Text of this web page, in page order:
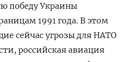
победу Украины
1991 года. В этом
сейчас угрозы для НАТО
российская авиация